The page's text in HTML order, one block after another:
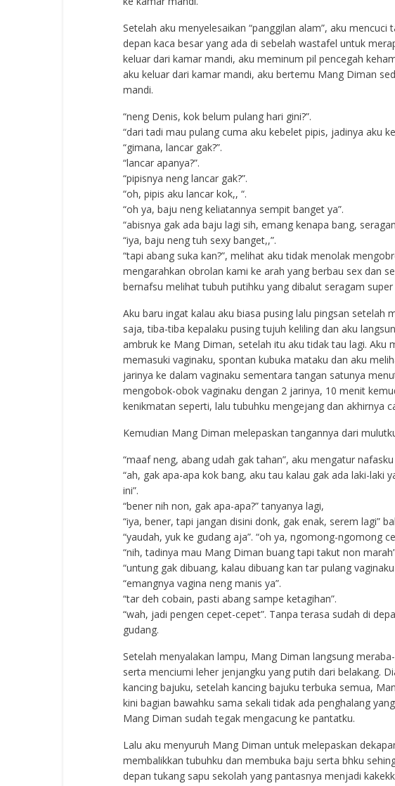
Setelah aku menyelesaikan “panggilan alam”, aku
depan kaca besar yang ada di sebelah wastafel untuk
keluar dari kamar mandi, aku meminum pil pencegah
aku keluar dari kamar mandi, aku bertemu Mang Diman
mandi.
“neng Denis, kok belum pulang hari gini?”.
“dari tadi mau pulang cuma aku kebelet pipis, jadinya aku
“gimana, lancar gak?”.
“lancar apanya?”.
“pipisnya neng lancar gak?”.
“oh, pipis aku lancar kok,, “.
“oh ya, baju neng keliatannya sempit banget ya”.
“abisnya gak ada baju lagi sih, emang kenapa bang,
“iya, baju neng tuh sexy banget,,”.
“tapi abang suka kan?”, melihat aku tidak menolak
mengarahkan obrolan kami ke arah yang berbau sex dan
bernafsu melihat tubuh putihku yang dibalut seragam
Aku baru ingat kalau aku biasa pusing lalu pingsan setelah
saja, tiba-tiba kepalaku pusing tujuh keliling dan aku
ambruk ke Mang Diman, setelah itu aku tidak tau lagi. Aku
memasuki vaginaku, spontan kubuka mataku dan aku
jarinya ke dalam vaginaku sementara tangan satunya
mengobok-obok vaginaku dengan 2 jarinya, 10 menit
kenikmatan seperti, lalu tubuhku mengejang dan akhirnya
Kemudian Mang Diman melepaskan tangannya dari
“maaf neng, abang udah gak tahan”, aku mengatur
“ah, gak apa-apa kok bang, aku tau kalau gak ada laki-laki
ini”.
“bener nih non, gak apa-apa?” tanyanya lagi,
“iya, bener, tapi jangan disini donk, gak enak, serem lagi”
“yaudah, yuk ke gudang aja”. “oh ya, ngomong-ngomong
“nih, tadinya mau Mang Diman buang tapi takut non
“untung gak dibuang, kalau dibuang kan tar pulang
“emangnya vagina neng manis ya”.
“tar deh cobain, pasti abang sampe ketagihan”.
“wah, jadi pengen cepet-cepet”. Tanpa terasa sudah di
gudang.
Setelah menyalakan lampu, Mang Diman langsung
serta menciumi leher jenjangku yang putih dari belakang.
kancing bajuku, setelah kancing bajuku terbuka semua,
kini bagian bawahku sama sekali tidak ada penghalang
Mang Diman sudah tegak mengacung ke pantatku.
Lalu aku menyuruh Mang Diman untuk melepaskan
membalikkan tubuhku dan membuka baju serta bhku
depan tukang sapu sekolah yang pantasnya menjadi